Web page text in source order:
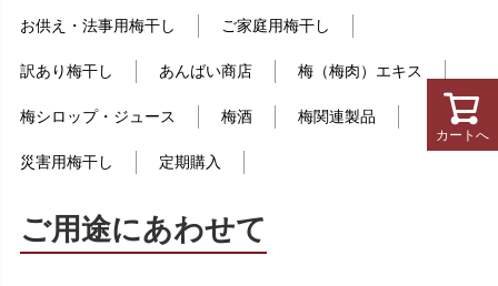
カートへ
お供え・法事用梅干し ご家庭用梅干し
訳あり梅干し あんばい商店 梅（梅肉）エキス
梅シロップ・ジュース 梅酒 梅関連製品
災害用梅干し 定期購入
ご用途にあわせて